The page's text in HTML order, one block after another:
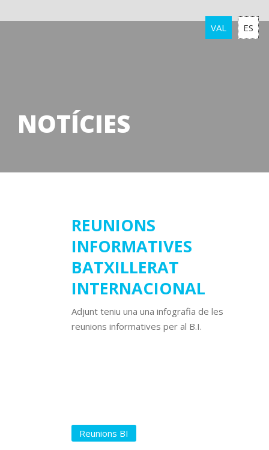
VAL ES
NOTÍCIES
REUNIONS
INFORMATIVES
BATXILLERAT
INTERNACIONAL
Adjunt teniu una una infografia de les
reunions informatives per al B.I.
Reunions BI